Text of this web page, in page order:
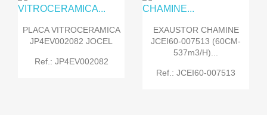
PLACA VITROCERAMICA
JP4EV002082 JOCEL
Ref.: JP4EV002082
EXAUSTOR CHAMINE
JCEI60-007513 (60CM-
537m3/h)...
Ref.: JCEI60-007513